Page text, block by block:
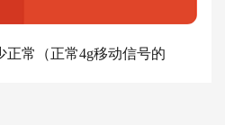
正常（正常4g移动信号的